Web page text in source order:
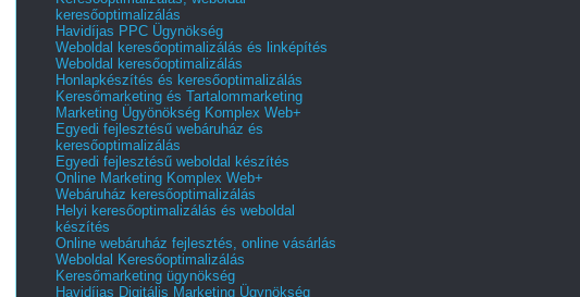
keresőoptimalizálás
Havidíjas PPC Ügynökség
Weboldal keresőoptimalizálás és linképítés
Weboldal keresőoptimalizálás
Honlapkészítés és keresőoptimalizálás
Keresőmarketing és Tartalommarketing
Marketing Ügyönökség Komplex Web+
Egyedi fejlesztésű webáruház és
keresőoptimalizálás
Egyedi fejlesztésű weboldal készítés
Online Marketing Komplex Web+
Webáruház keresőoptimalizálás
Helyi keresőoptimalizálás és weboldal
készítés
Online webáruház fejlesztés, online vásárlás
Weboldal Keresőoptimalizálás
Keresőmarketing ügynökség
Havidíjas Digitális Marketing Ügynökség